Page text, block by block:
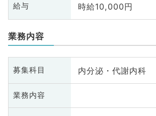
給与 時給10,000円
業務内容
募集科目 内分泌・代謝内科
業務内容